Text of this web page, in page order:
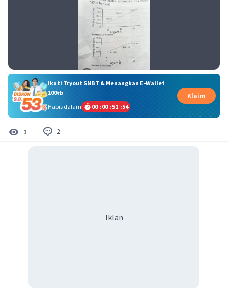
Ikuti Tryout SNBT & Menangkan E-Wallet
100rb
Habis dalam
00 :00 :51 :53
Klaim
1 2
Iklan